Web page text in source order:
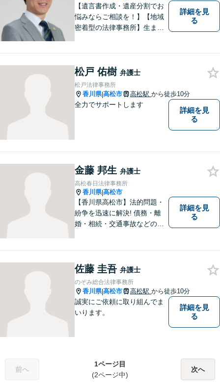
さい。
【遺言書作成・遺産分割でお
悩みならご相談を！】【地域
密着型の法律事務所】生まれ
に取り組んでいます。相談・
依頼しやすい環境づくりを徹
底しています！【ZOOM面談
対応可】
詳細を見
る
松戸 佑樹 弁護士
松戸法律事務所
香川県|高松市 高松駅 から徒歩10分
全力でサポートします
詳細を見
る
金藤 邦生 弁護士
高松春日法律事務所
香川県|高松市
【香川県高松市】法的問題・
紛争を迅速に解決! 債務・離
婚・相続・交通事故などの問
詳細を見
る
佐藤 圭吾 弁護士
のぞみ総合法律事務所
香川県|高松市 高松駅 から徒歩10分
誠実にご依頼に取り組んでま
いります。
詳細を見
る
前へ
1ページ目
(2ページ中)
次へ